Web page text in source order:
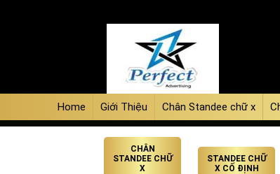
Home Giới Thiệu Chân Standee chữ x
CHÂN
STANDEE CHỮ
X
STANDEE CHỮ
X CỐ ĐỊNH